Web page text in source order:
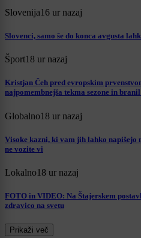
Slovenija16 ur nazaj
Slovenci, samo še do konca avgusta
Šport18 ur nazaj
Kristjan Čeh pred evropskim
najpomembnejša tekma sezone in
Globalno18 ur nazaj
Visoke kazni, ki vam jih lahko napišejo
ne vozite vi
Lokalno18 ur nazaj
FOTO in VIDEO: Na Štajerskem
zdravico na svetu
Prikaži več